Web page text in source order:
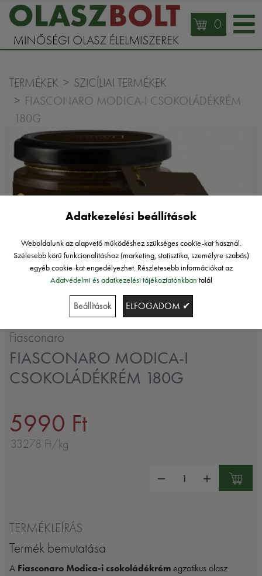
0
TERMÉKEK SZICÍLIAI TERMÉKEK
FIASCONARO MODICA-I CSOKOLÁDÉKRÉM
180G
Fiasconaro
FIASCONARO MODICA-I
CSOKOLÁDÉKRÉM 180G
5990 Ft
33278 Ft/kg
TERMÉKLEÍRÁS
Termék bemutatása
A Fiasconaro Modica-i csokoládékrém egzotikus olasz
Adatkezelési beállítások
Weboldalunk az alapvető működéshez szükséges cookie-kat használ.
Szélesebb körű funkcionalitáshoz (marketing, statisztika, személyre szabás)
egyéb cookie-kat engedélyezhet. Részletesebb információkat az
Adatvédelmi és adatkezelési tájékoztatónkban talál
Beállítások ELFOGADOM ✔